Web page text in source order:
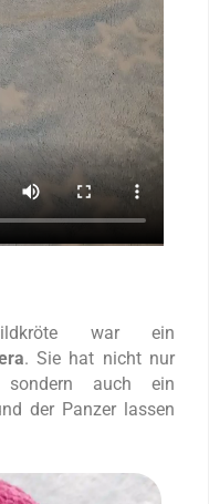
war ein
. Sie hat nicht nur
sondern auch ein
der Panzer lassen